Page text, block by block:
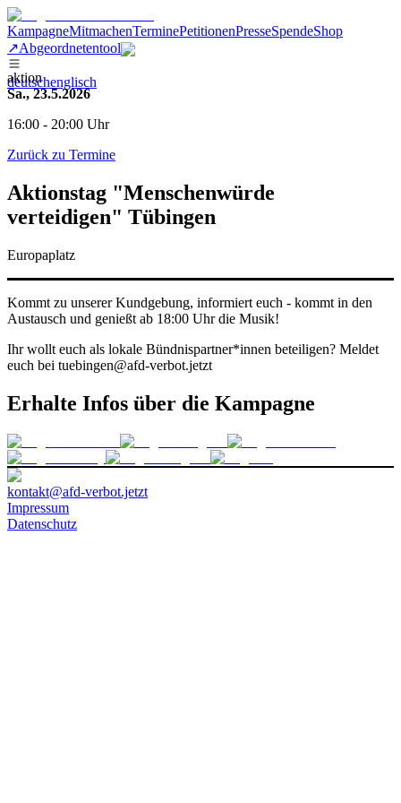
KampagneMitmachenTerminePetitionenPresseSpendeShop
↗Abgeordnetentool
deutschenglisch
aktion
Sa., 23.5.2026
16:00 - 20:00 Uhr
Zurück zu Termine
Aktionstag "Menschenwürde
verteidigen" Tübingen
Europaplatz
Kommt zu unserer Kundgebung, informiert euch - kommt in den
Austausch und genießt ab 18:00 Uhr die Musik!
Ihr wollt euch als lokale Bündnispartner*innen beteiligen? Meldet
euch bei tuebingen@afd-verbot.jetzt
Erhalte Infos über die Kampagne
kontakt@afd-verbot.jetzt
Impressum
Datenschutz